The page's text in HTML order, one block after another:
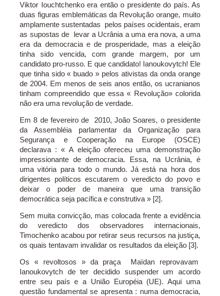
Viktor Iouchtchenko era então o presidente do país. As
duas figuras emblemáticas da Revolução orange, muito
amplamente sustentadas pelos países ocidentais, eram
as supostas de levar a Ucrânia a uma era nova, a uma
era da democracia e de prosperidade, mas a eleição
tinha sido vencida, com grande margem, por um
candidato pro-russo. E que candidato! Ianoukovytch! Ele
que tinha sido « buado » pelos ativistas da onda orange
de 2004. Em menos de seis anos então, os ucranianos
tinham compreendido que essa « Revolução» colorida
não era uma revolução de verdade.
Em 8 de fevereiro de 2010, João Soares, o presidente
da Assembléia parlamentar da Organização para
Segurança e Cooperação na Europe (OSCE)
declarava : « A eleição ofereceu uma demonstração
impressionante de democracia. Essa, na Ucrânia, é
uma vitória para todo o mundo. Já está na hora dos
dirigentes políticos escutarem o veredicto do povo e
deixar o poder de maneira que uma transição
democrática seja pacífica e construtiva » [2].
Sem muita convicção, mas colocada frente a evidência
do veredicto dos observadores internacionais,
Timochenko acabou por retirar seus recursos na justiça,
os quais tentavam invalidar os resultados da eleição [3].
Os « revoltosos » da praça Maïdan reprovavam
Ianoukovytch de ter decidido suspender um acordo
entre seu país e a União Européia (UE). Aqui uma
questão fundamental se apresenta : numa democracia,